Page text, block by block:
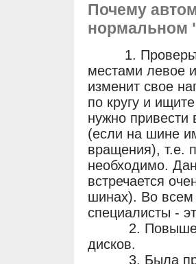
Почему
нормальном
1. Проверьте
местами левое
изменит свое
по кругу и
нужно привести
(если на шине
вращения), т.е.
необходимо.
встречается
шинах). Во всем
специалисты -
2.
дисков.
3. Была